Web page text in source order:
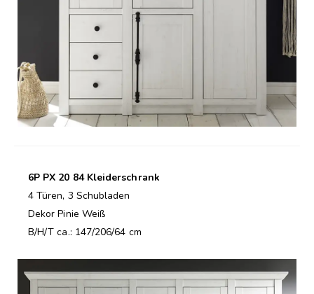
6P PX 20 84 Kleiderschrank
4 Türen, 3 Schubladen
Dekor Pinie Weiß
B/H/T ca.: 147/206/64 cm